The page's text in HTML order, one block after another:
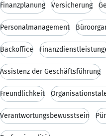
Finanzplanung Versicherung
Personalmanagement
Backoffice
Assistenz der Geschäftsführung
Freundlichkeit
Verantwortungsbewusstsein